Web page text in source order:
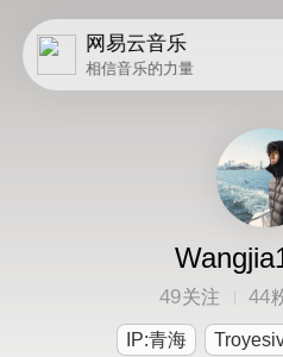
网易云音乐
相信音乐的力量
49关注 44
IP:青海